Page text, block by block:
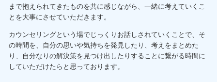
まで抱えられてきたものを共に感じながら、一緒に考えていくこ
とを大事にさせていただきます。
カウンセリングという場でじっくりお話しされていくことで、そ
の時間を、自分の思いや気持ちを発見したり、考えをまとめた
り、自分なりの解決策を見つけ出したりすることに繋がる時間に
していただけたらと思っております。